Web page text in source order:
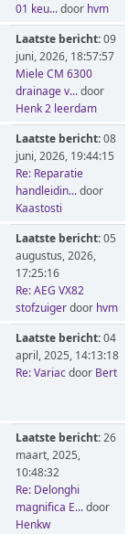
01 keu...door hvm
Laatste bericht:09
juni, 2026, 18:57:57
Miele CM 6300
drainage v...door
Henk 2 leerdam
Laatste bericht:08
juni, 2026, 19:44:15
Re: Reparatie
handleidin...door
Kaastosti
Laatste bericht:05
augustus, 2026,
17:25:16
Re: AEG VX82
stofzuigerdoor hvm
Laatste bericht:04
april, 2025, 14:13:18
Re: Variacdoor Bert
Laatste bericht:26
maart, 2025,
10:48:32
Re: Delonghi
magnifica E...door
Henkw